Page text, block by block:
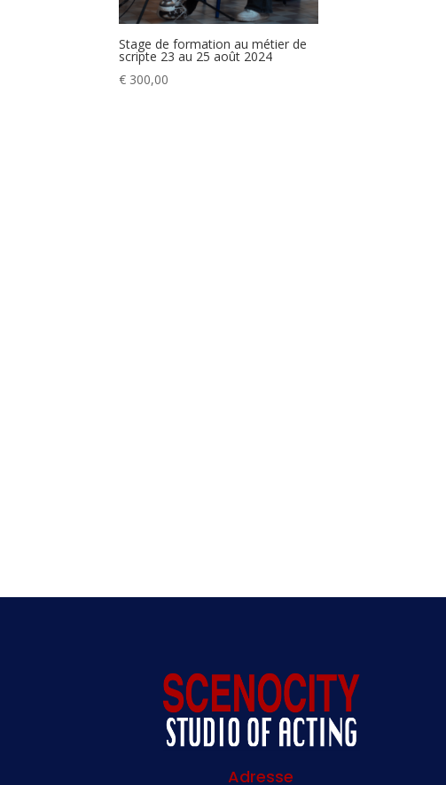
Stage de formation au métier de
scripte 23 au 25 août 2024
€ 300,00
Adresse